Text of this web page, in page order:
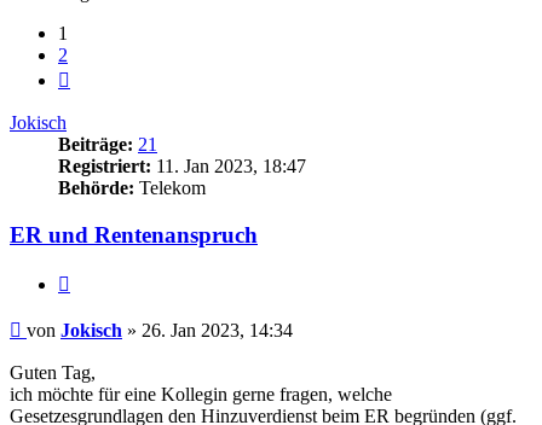
1
2
Jokisch
Beiträge: 21
Registriert: 11. Jan 2023, 18:47
Behörde: Telekom
ER und Rentenanspruch
Beitrag
von Jokisch » 26. Jan 2023, 14:34
Guten Tag,
ich möchte für eine Kollegin gerne fragen, welche
Gesetzesgrundlagen den Hinzuverdienst beim ER begründen (ggf.